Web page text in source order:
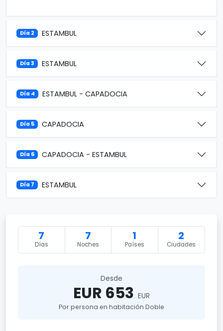
Día 2 ESTAMBUL
Día 3 ESTAMBUL
Día 4 ESTAMBUL - CAPADOCIA
Día 5 CAPADOCIA
Día 6 CAPADOCIA - ESTAMBUL
Día 7 ESTAMBUL
7
Días
7
Noches
1
Países
2
Ciudades
Desde
EUR 653 EUR
Por persona en habitación Doble